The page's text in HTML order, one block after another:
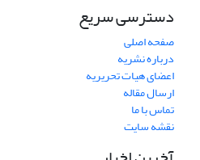
دسترسی سریع
صفحه اصلی
درباره نشریه
اعضای هیات تحریریه
ارسال مقاله
تماس با ما
نقشه سایت